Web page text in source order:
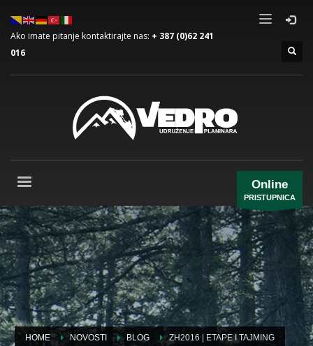
Ako imate pitanje kontaktirajte nas: + 387 (0)62 241
016
Online
PRISTUPNICA
HOME NOVOSTI BLOG ZH2016 | ETAPE I TAJMING